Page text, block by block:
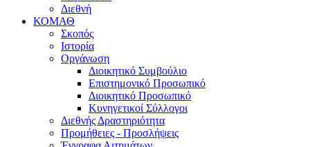
Διεθνή
ΚΟΜΑΘ
Σκοπός
Ιστορία
Οργάνωση
Διοικητικό Συμβούλιο
Επιστημονικό Προσωπικό
Διοικητικό Προσωπικό
Κυνηγετικοί Σύλλογοι
Διεθνής Δραστηριότητα
Προμήθειες - Προσλήψεις